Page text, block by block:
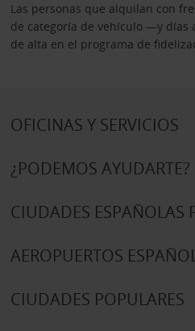
Las personas que alquilan con
de categoría de vehículo —y días
de alta en el programa de
OFICINAS Y SERVICIOS
¿PODEMOS AYUDARTE?
CIUDADES ESPAÑOLAS
AEROPUERTOS
CIUDADES POPULARES